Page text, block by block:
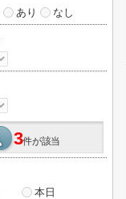
あり なし
3件が該当
本日